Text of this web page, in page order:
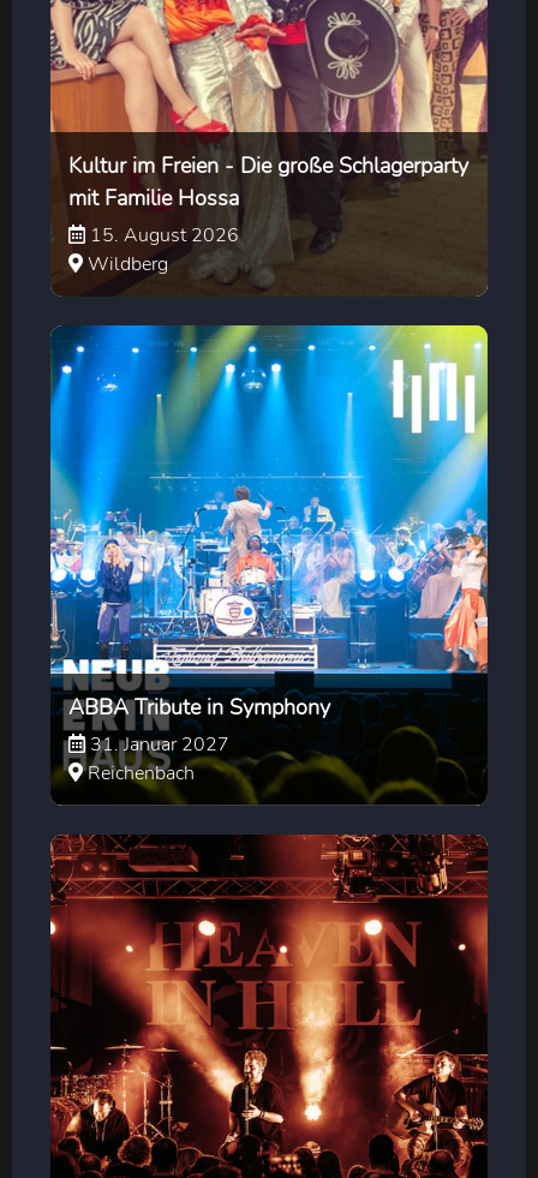
Kultur im Freien - Die große Schlagerparty
mit Familie Hossa
15. August 2026
Wildberg
ABBA Tribute in Symphony
31. Januar 2027
Reichenbach